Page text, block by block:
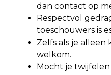
dan contact op
Respectvol
toeschouwers is
Zelfs als je alleen
welkom.
Mocht je